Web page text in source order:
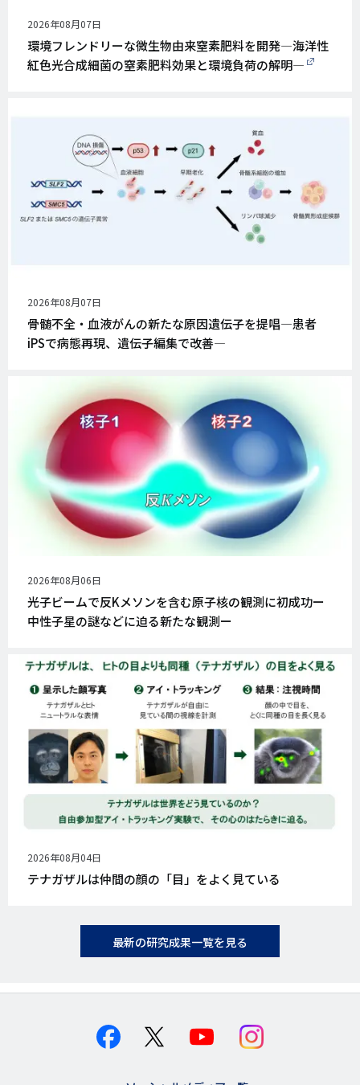
公
開
日
2026年08月07日
環境フレンドリーな微生物由来窒素肥料を開発―海洋性
紅色光合成細菌の窒素肥料効果と環境負荷の解明―
公
開
日
2026年08月07日
骨髄不全・血液がんの新たな原因遺伝子を提唱―患者
iPSで病態再現、遺伝子編集で改善―
公
開
日
2026年08月06日
光子ビームで反Kメソンを含む原子核の観測に初成功ー
中性子星の謎などに迫る新たな観測ー
公
開
日
2026年08月04日
テナガザルは仲間の顔の「目」をよく見ている
最新の研究成果一覧を見る